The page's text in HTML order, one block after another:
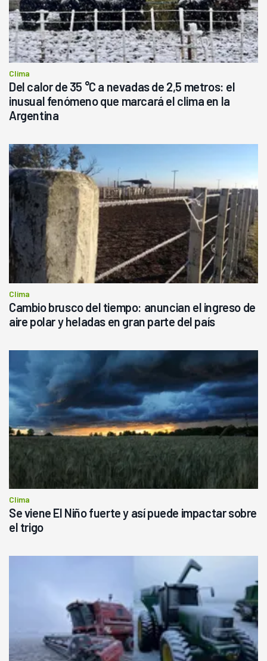
Clima
Del calor de 35 °C a nevadas de 2,5 metros: el
inusual fenómeno que marcará el clima en la
Argentina
Clima
Cambio brusco del tiempo: anuncian el ingreso de
aire polar y heladas en gran parte del país
Clima
Se viene El Niño fuerte y así puede impactar sobre
el trigo